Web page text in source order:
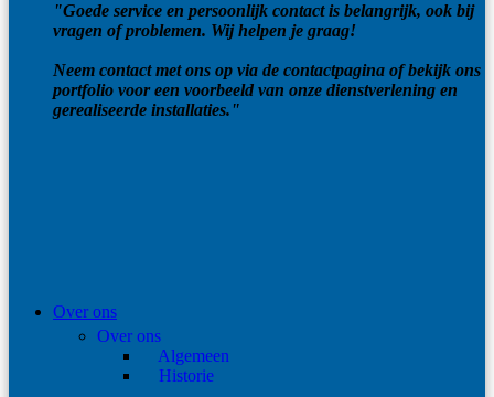
"Goede service en persoonlijk contact is belangrijk, ook bij
vragen of problemen. Wij helpen je graag!
Neem contact met ons op via de contactpagina of bekijk ons
portfolio voor een voorbeeld van onze dienstverlening en
gerealiseerde installaties."
Over ons
Over ons
Algemeen
Historie